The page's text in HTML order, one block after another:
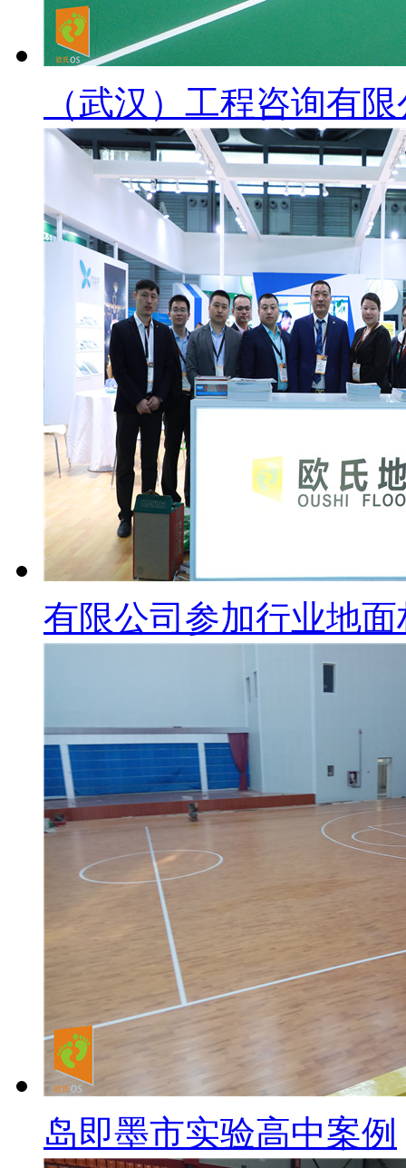
（武汉）工程咨询有
有限公司参加行业地
岛即墨市实验高中案例